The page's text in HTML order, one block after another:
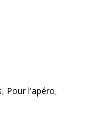
, Pour l'apéro,